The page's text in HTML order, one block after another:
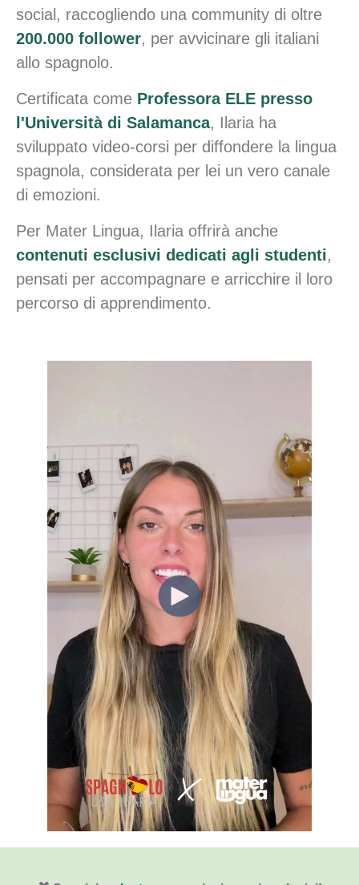
social, raccogliendo una community di oltre
200.000 follower, per avvicinare gli italiani
allo spagnolo.
Certificata come Professora ELE presso
l'Università di Salamanca, Ilaria ha
sviluppato video-corsi per diffondere la lingua
spagnola, considerata per lei un vero canale
di emozioni.
Per Mater Lingua, Ilaria offrirà anche
contenuti esclusivi dedicati agli studenti,
pensati per accompagnare e arricchire il loro
percorso di apprendimento.